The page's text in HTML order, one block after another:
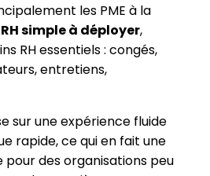
les PME à la
simple à déployer,
RH essentiels : congés,
entretiens,
sur une expérience fluide
rapide, ce qui en fait une
des organisations peu